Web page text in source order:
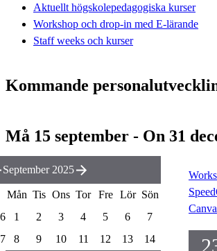
Aktuellt högskolepedagogiska kurser
Workshop och drop-in med E-lärande
Staff weeks och kurser
Kommande
Må 15 september - On 31
September 2025
Mån Tis Ons Tor Fre Lör Sön
1 2 3 4 5 6
7
8 9 10 11 12 13
14